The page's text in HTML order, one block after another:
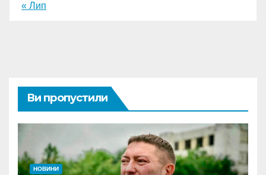
« Лип
Ви пропустили
НОВИНИ